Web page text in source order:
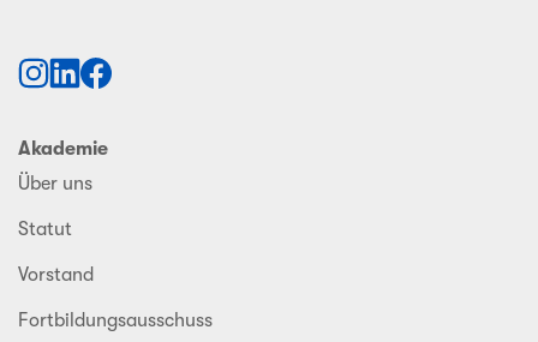
Akademie
Über uns
Statut
Vorstand
Fortbildungsausschuss